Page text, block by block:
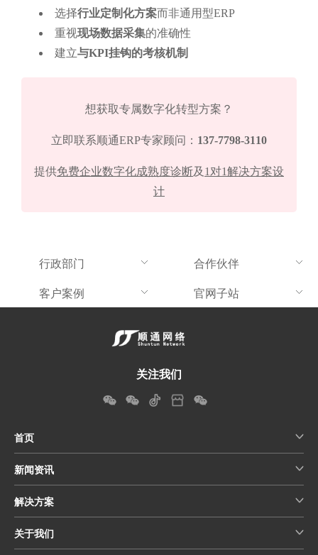
选择行业定制化方案而非通用型ERP
重视现场数据采集的准确性
建立与KPI挂钩的考核机制
想获取专属数字化转型方案？
立即联系顺通ERP专家顾问： 137-7798-3110
提供免费企业数字化成熟度诊断及 1对1解决方案设
计
行政部门
合作伙伴
客户案例
官网子站
关注我们
首页
新闻资讯
解决方案
关于我们